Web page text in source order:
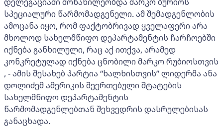
სპეციალური წარმომადგენელი. ამ შემადგენლობის
ამოცანა იყო, რომ ფაქტობრივად ყველაფერი არა
მხოლოდ სახელმწიფო დეპარტამენტის ჩარჩოებში
იქნება განხილული, რაც აქ ითქვა, არამედ
კონკრეტულად იქნება ცნობილი მარკო რუბიოსთვის
, - ამის შესახებ პარტია “ხალხისთვის” ლიდერმა ანა
დოლიძემ ამერიკის შეერთებული შტატების
სახელმწიფო დეპარტამენტის
წარმომადგენლებთან შეხვედრის დასრულებისას
განაცხადა.